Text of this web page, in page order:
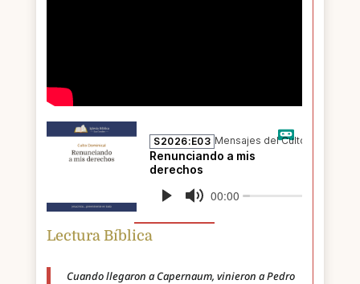
Lectura Bíblica
Cuando llegaron a Capernaum, vinieron a Pedro